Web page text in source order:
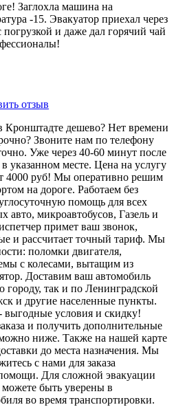
Заглохла машина на
-15. Эвакуатор приехал через
и даже дал горячий чай
отзыв
Кронштадте дешево? Нет времени
Звоните нам по телефону
Уже через 40-60 минут после
указанном месте. Цена на услугу
4000 руб! Мы оперативно решим
на дороге. Работаем без
помощь для всех
авто, микроавтобусов, Газель и
примет ваш звонок,
и рассчитает точный тариф. Мы
поломки двигателя,
с колесами, вытащим из
Доставим ваш автомобиль
городу, так и по Ленинградской
и другие населенные пункты.
выгодные условия и скидку!
и получить дополнительные
ниже. Также на нашей карте
до места назначения. Мы
с нами для заказа
Для сложной эвакуации
быть уверены в
во время транспортировки.